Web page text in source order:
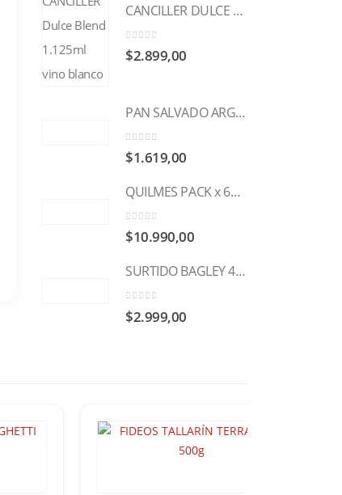
CANCILLER DULCE BLEND 1.125ml
0
$2.899,00
PAN SALVADO ARGENTINA 400g
0
$1.619,00
QUILMES PACK x 6u 473cc
0
$10.990,00
SURTIDO BAGLEY 400g
0
$2.999,00